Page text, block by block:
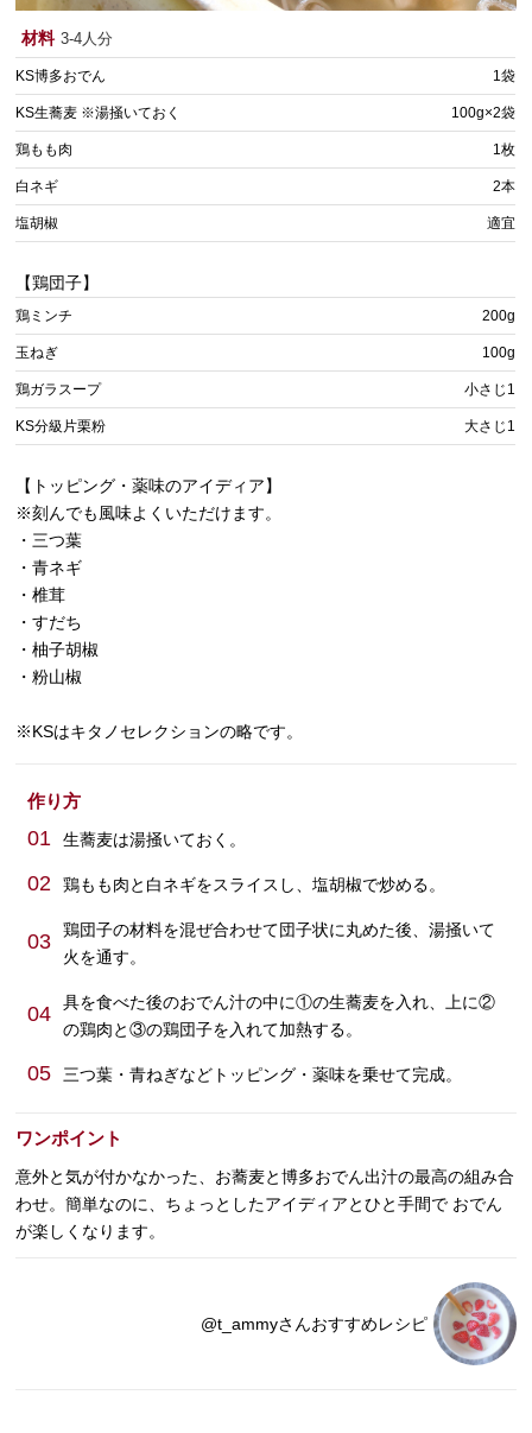
材料 3-4人分
KS博多おでん 1袋
KS生蕎麦 ※湯掻いておく 100g×2袋
鶏もも肉 1枚
白ネギ 2本
塩胡椒 適宜
【鶏団子】
鶏ミンチ 200g
玉ねぎ 100g
鶏ガラスープ 小さじ1
KS分級片栗粉 大さじ1
【トッピング・薬味のアイディア】
※刻んでも風味よくいただけます。
・三つ葉
・青ネギ
・椎茸
・すだち
・柚子胡椒
・粉山椒
※KSはキタノセレクションの略です。
作り方
01 生蕎麦は湯掻いておく。
02 鶏もも肉と白ネギをスライスし、塩胡椒で炒める。
03
鶏団子の材料を混ぜ合わせて団子状に丸めた後、湯掻いて
火を通す。
04
具を食べた後のおでん汁の中に①の生蕎麦を入れ、上に②
の鶏肉と③の鶏団子を入れて加熱する。
05 三つ葉・青ねぎなどトッピング・薬味を乗せて完成。
ワンポイント
意外と気が付かなかった、お蕎麦と博多おでん出汁の最高の組み合
わせ。簡単なのに、ちょっとしたアイディアとひと手間で おでん
が楽しくなります。
@t_ammyさんおすすめレシピ